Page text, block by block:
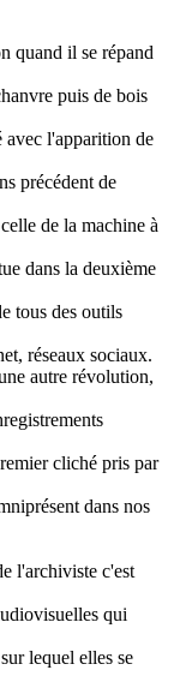
quand il se répand
puis de bois
avec l'apparition de
précédent de
de la machine à
dans la deuxième
tous des outils
réseaux sociaux.
autre révolution,
cliché pris par
dans nos
l'archiviste c'est
qui
lequel elles se